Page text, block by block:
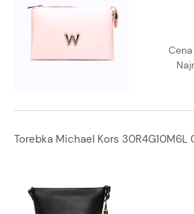
Torebka Michael Kors 30R4G10M6L